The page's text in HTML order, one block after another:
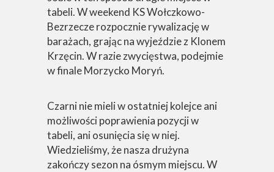
tabeli. W weekend KS Wołczkowo-
Bezrzecze rozpocznie rywalizację w
barażach, grając na wyjeździe z Klonem
Krzęcin. W razie zwycięstwa, podejmie
w finale Morzycko Moryń.
Czarni nie mieli w ostatniej kolejce ani
możliwości poprawienia pozycji w
tabeli, ani osunięcia się w niej.
Wiedzieliśmy, że nasza drużyna
zakończy sezon na ósmym miejscu. W